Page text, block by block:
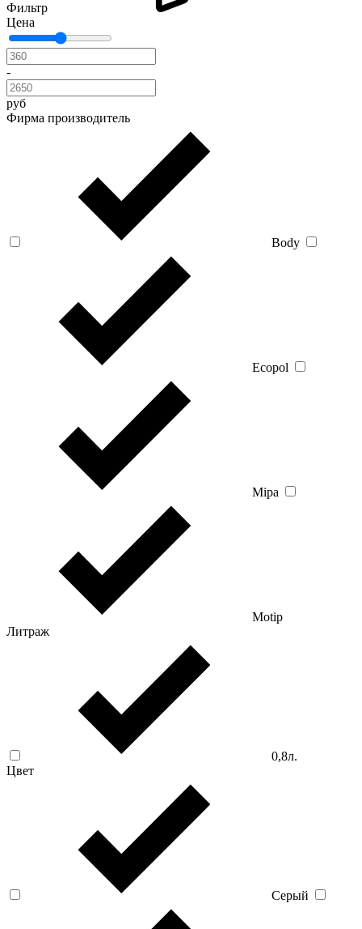
Фильтр
Цена
-
руб
Фирма производитель
Body
Ecopol
Mipa
Motip
Литраж
0,8л.
Цвет
Серый